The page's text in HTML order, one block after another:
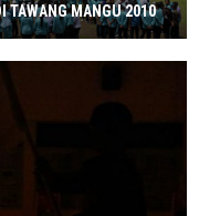
TAWANG MANGU 2010